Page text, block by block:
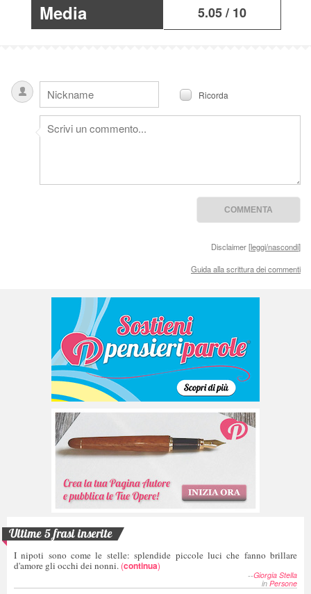
Media 5.05 / 10
Ricorda
Disclaimer [leggi/nascondi]
Guida alla scrittura dei commenti
Ultime 5 frasi inserite
I nipoti sono come le stelle: splendide piccole luci che fanno brillare
d'amore gli occhi dei nonni. (continua)
--Giorgia Stella
in Persone